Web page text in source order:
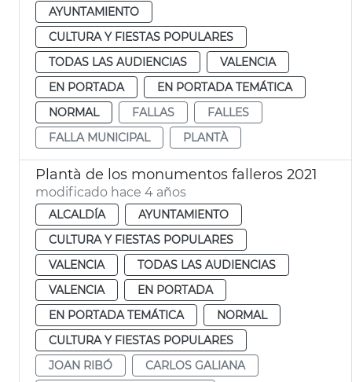
AYUNTAMIENTO
CULTURA Y FIESTAS POPULARES
TODAS LAS AUDIENCIAS
VALENCIA
EN PORTADA
EN PORTADA TEMÁTICA
NORMAL
FALLAS
FALLES
FALLA MUNICIPAL
PLANTÀ
Plantà de los monumentos falleros 2021
modificado hace 4 años
ALCALDÍA
AYUNTAMIENTO
CULTURA Y FIESTAS POPULARES
VALENCIA
TODAS LAS AUDIENCIAS
VALENCIA
EN PORTADA
EN PORTADA TEMÁTICA
NORMAL
CULTURA Y FIESTAS POPULARES
JOAN RIBÓ
CARLOS GALIANA